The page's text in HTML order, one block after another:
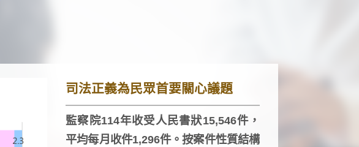
司法正義為民眾首要關心議題
監察院114年收受人民書狀15,546件，
平均每月收件1,296件。按案件性質結構